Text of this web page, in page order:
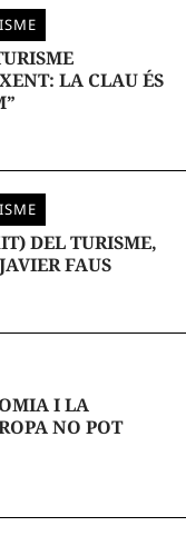
LA CLAU ÉS
DEL TURISME,
FAUS
I LA
NO POT